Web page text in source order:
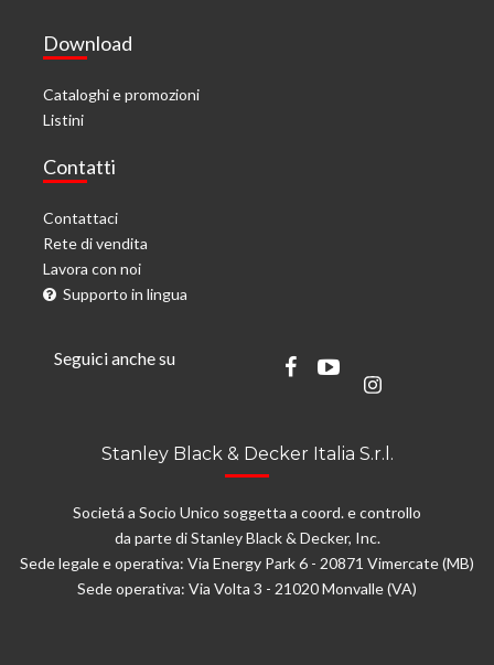
Download
Cataloghi e promozioni
Listini
Contatti
Contattaci
Rete di vendita
Lavora con noi
Supporto in lingua
Seguici anche su
Stanley Black & Decker Italia S.r.l.
Societá a Socio Unico soggetta a coord. e controllo
da parte di Stanley Black & Decker, Inc.
Sede legale e operativa: Via Energy Park 6 - 20871 Vimercate (MB)
Sede operativa: Via Volta 3 - 21020 Monvalle (VA)